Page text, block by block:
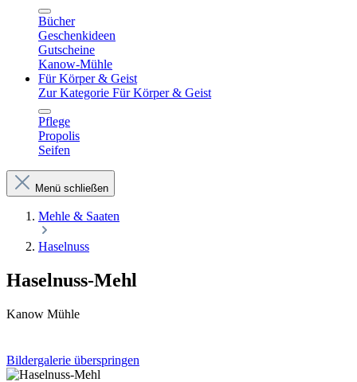
Bücher
Geschenkideen
Gutscheine
Kanow-Mühle
Für Körper & Geist
Zur Kategorie Für Körper & Geist
Pflege
Propolis
Seifen
Menü schließen
Mehle & Saaten
Haselnuss
Haselnuss-Mehl
Kanow Mühle
Bildergalerie überspringen